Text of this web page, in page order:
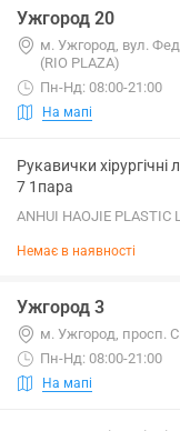
Ужгород 20
м. Ужгород, вул.
(RIO PLAZA)
Пн-Нд: 08:00-21:00
На мапі
Рукавички хірургічні
7 1пара
ANHUI HAOJIE PLASTIC
Немає в наявності
Ужгород 3
м. Ужгород, просп.
Пн-Нд: 08:00-21:00
На мапі